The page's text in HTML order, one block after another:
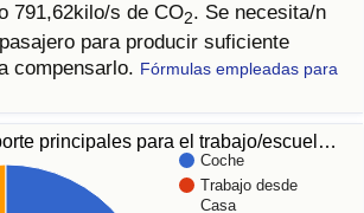
791,62kilo/s de CO2. Se necesita/n
para producir suficiente
compensarlo. Fórmulas empleadas para
principales para el trabajo/escuel…
Coche
Trabajo desde
Casa
de Criminalidad
por país